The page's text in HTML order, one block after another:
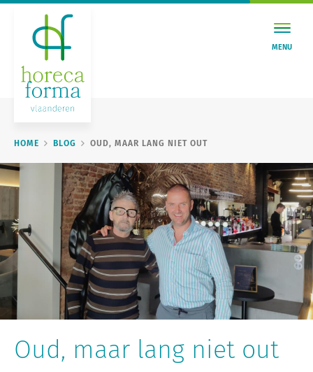
MENU
HOME BLOG OUD, MAAR LANG NIET OUT
Oud, maar lang niet out